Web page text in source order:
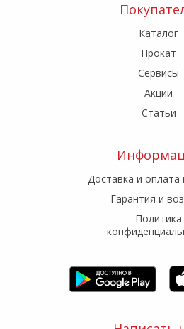
Каталог
Прокат
Сервисы
Акции
Статьи
Доставка и
Гарантия и
Политика